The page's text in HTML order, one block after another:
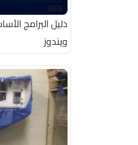
دليل البرامج
ويندوز